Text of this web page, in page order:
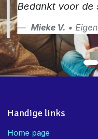
Bedankt voor de
Mieke V. •
Handige links
Home page